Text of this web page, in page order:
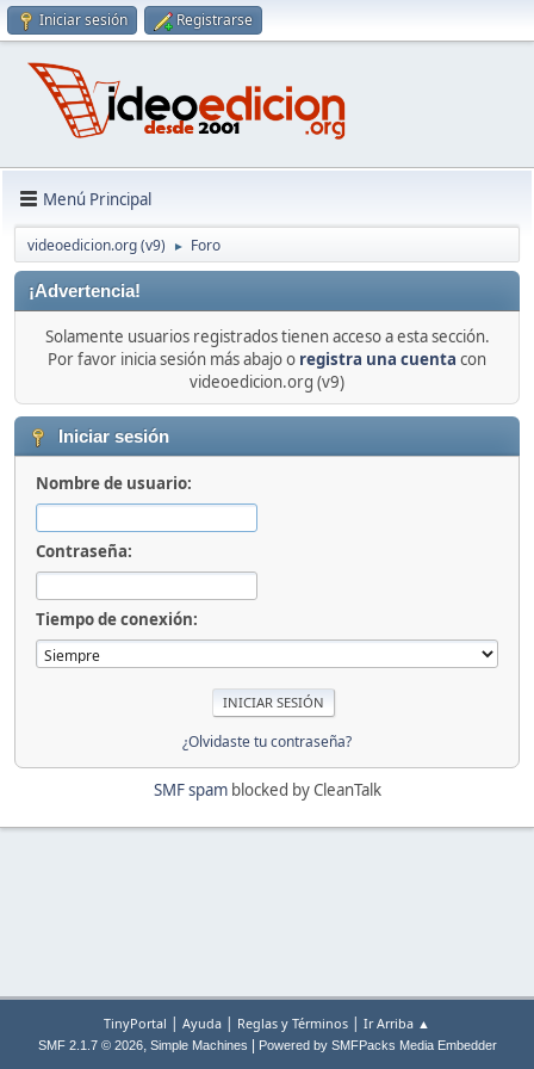
Iniciar sesión Registrarse
Menú Principal
videoedicion.org (v9) ► Foro
¡Advertencia!
Solamente usuarios registrados tienen acceso a esta sección.
Por favor inicia sesión más abajo o registra una cuenta con
videoedicion.org (v9)
Iniciar sesión
Nombre de usuario:
Contraseña:
Tiempo de conexión:
¿Olvidaste tu contraseña?
SMF spamblocked by CleanTalk
TinyPortal | Ayuda | Reglas y Términos | Ir Arriba ▲
SMF 2.1.7 © 2026, Simple Machines Powered by SMFPacks Media Embedder